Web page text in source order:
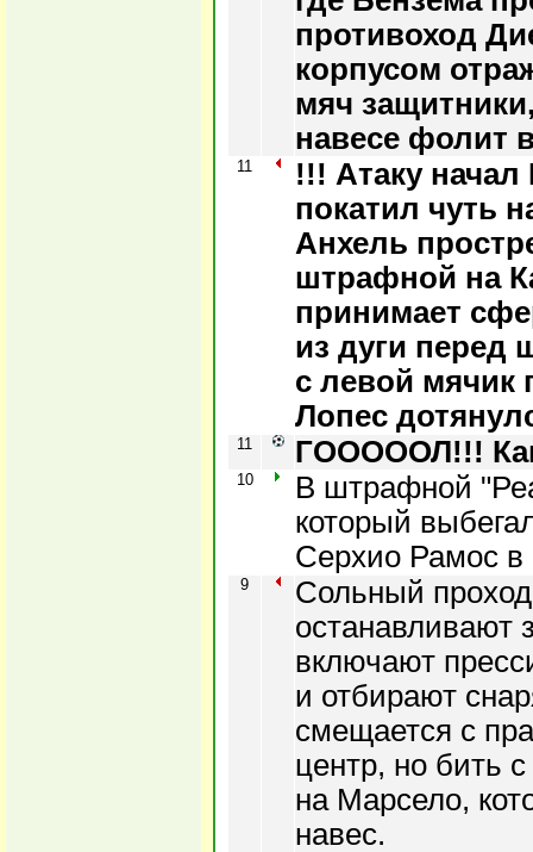
противоход
корпусом
мяч
навесе фолит
11
!!! Атаку
покатил чуть
Анхель
штрафной на
принимает
из дуги перед
с левой мячик
Лопес
11 ГОООООЛ!!!
10
В штрафной
который
Серхио Рамос в
9
Сольный
останавливают
включают
и отбирают
смещается с
центр, но бить
на Марсело,
навес.